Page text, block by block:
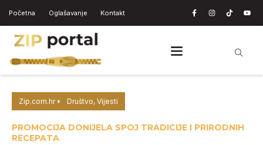
Početna Oglašavanje Kontakt
Zip.com.hr Društvo, Vijesti
PROMOCIJA DONIJELA SPOJ TRADICIJE I PRIRODNIH
RECEPATA